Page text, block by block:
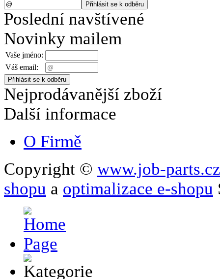
Poslední navštívené
Novinky mailem
Vaše jméno:
Váš email:
Nejprodávanější zboží
Další informace
O Firmě
Copyright © www.job-parts.cz
shopu a optimalizace e-shopu